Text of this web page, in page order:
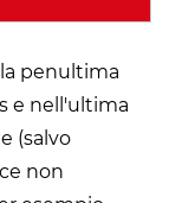
penultima
e nell'ultima
(salvo
non